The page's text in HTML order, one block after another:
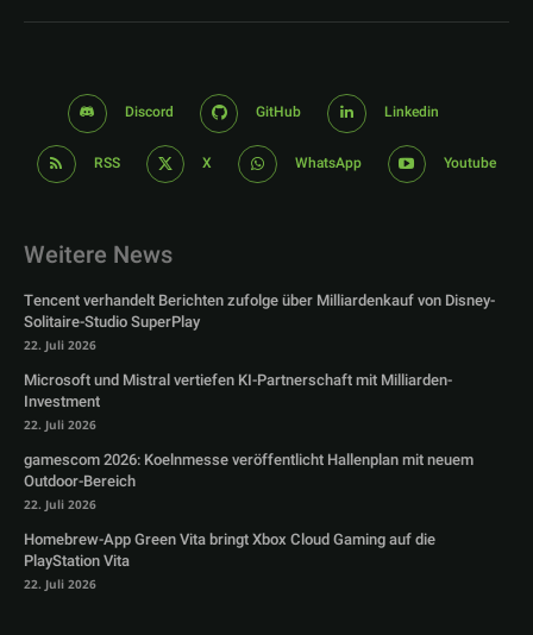
Discord GitHub Linkedin
RSS X WhatsApp Youtube
Weitere News
Tencent verhandelt Berichten zufolge über Milliardenkauf von Disney-
Solitaire-Studio SuperPlay
22. Juli 2026
Microsoft und Mistral vertiefen KI-Partnerschaft mit Milliarden-
Investment
22. Juli 2026
gamescom 2026: Koelnmesse veröffentlicht Hallenplan mit neuem
Outdoor-Bereich
22. Juli 2026
Homebrew-App Green Vita bringt Xbox Cloud Gaming auf die
PlayStation Vita
22. Juli 2026